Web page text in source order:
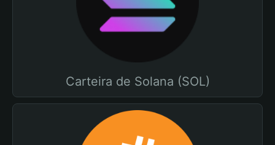
Carteira de Solana (SOL)